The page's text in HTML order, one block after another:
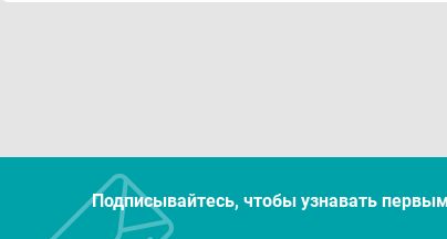
Подписывайтесь, чтобы узнавать